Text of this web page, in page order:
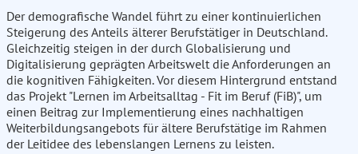
Der demografische Wandel führt zu einer kontinuierlichen
Steigerung des Anteils älterer Berufstätiger in Deutschland.
Gleichzeitig steigen in der durch Globalisierung und
Digitalisierung geprägten Arbeitswelt die Anforderungen an
die kognitiven Fähigkeiten. Vor diesem Hintergrund entstand
das Projekt "Lernen im Arbeitsalltag - Fit im Beruf (FiB)", um
einen Beitrag zur Implementierung eines nachhaltigen
Weiterbildungsangebots für ältere Berufstätige im Rahmen
der Leitidee des lebenslangen Lernens zu leisten.